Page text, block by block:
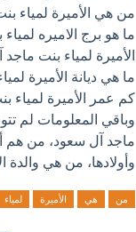
من هي الأميرة لمياء
ما هو برج الاميره
الأميرة لمياء بنت ماجد
ما هي ديانة الأميرة
كم عمر الأميرة لمياء
وباقي المعلومات لم
ماجد آل سعود، من هم
وأولادها، من هي والدة
من هي الأميرة لمياء